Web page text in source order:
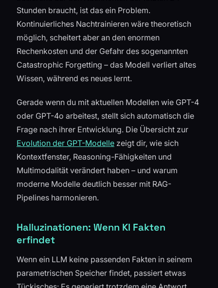
Stunden braucht, ist das ein Problem.
Kontinuierliches Nachtrainieren wäre theoretisch
möglich, scheitert aber an den enormen
Rechenkosten und der Gefahr des sogenannten
Catastrophic Forgetting – das Modell verliert altes
Wissen, während es neues lernt.
Gerade wenn du mit aktuellen Modellen wie GPT-4
oder GPT-4o arbeitest, stellt sich automatisch die
Frage nach ihrer Entwicklung. Die Übersicht zur
Evolution der GPT-Modelle zeigt dir, wie sich
Kontextfenster, Reasoning-Fähigkeiten und
Multimodalität verändert haben – und warum
moderne Modelle deutlich besser mit RAG-
Pipelines harmonieren.
Halluzinationen: Wenn KI Fakten
erfindet
Wenn ein LLM keine passenden Fakten in seinem
parametrischen Speicher findet, passiert etwas